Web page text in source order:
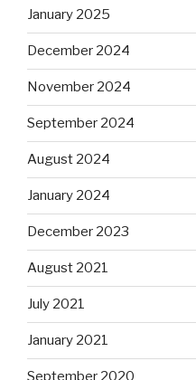
January 2025
December 2024
November 2024
September 2024
August 2024
January 2024
December 2023
August 2021
July 2021
January 2021
September 2020